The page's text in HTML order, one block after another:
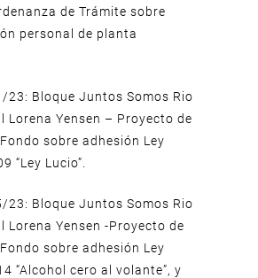
de Trámite sobre
personal de planta
23: Bloque Juntos Somos Rio
Lorena Yensen – Proyecto de
sobre adhesión Ley
“Ley Lucio”.
23: Bloque Juntos Somos Rio
Lorena Yensen -Proyecto de
sobre adhesión Ley
“Alcohol cero al volante”, y